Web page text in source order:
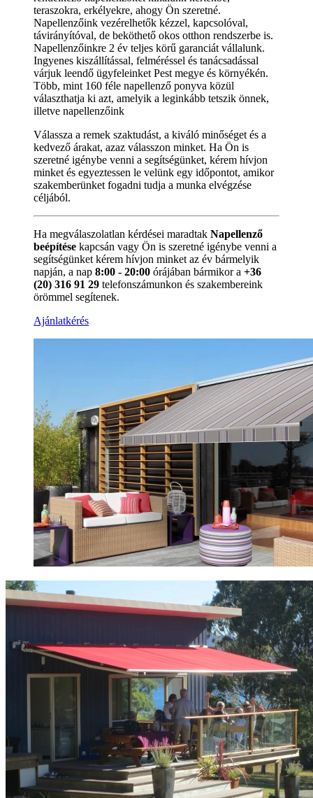
teraszokra, erkélyekre, ahogy Ön szeretné.
Napellenzőink vezérelhetők kézzel, kapcsolóval,
távirányítóval, de beköthető okos otthon rendszerbe is.
Napellenzőinkre 2 év teljes körű garanciát vállalunk.
Ingyenes kiszállítással, felméréssel és tanácsadással
várjuk leendő ügyfeleinket Pest megye és környékén.
Több, mint 160 féle napellenző ponyva közül
választhatja ki azt, amelyik a leginkább tetszik önnek,
illetve napellenzőink
Válassza a remek szaktudást, a kiváló minőséget és a
kedvező árakat, azaz válasszon minket. Ha Ön is
szeretné igénybe venni a segítségünket, kérem hívjon
minket és egyeztessen le velünk egy időpontot, amikor
szakemberünket fogadni tudja a munka elvégzése
céljából.
Ha megválaszolatlan kérdései maradtak Napellenző
beépítése kapcsán vagy Ön is szeretné igénybe venni a
segítségünket kérem hívjon minket az év bármelyik
napján, a nap 8:00 - 20:00 órájában bármikor a +36
(20) 316 91 29 telefonszámunkon és szakembereink
örömmel segítenek.
Ajánlatkérés